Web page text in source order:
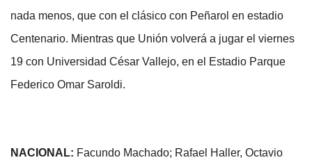
nada menos, que con el clásico con Peñarol en estadio
Centenario. Mientras que Unión volverá a jugar el viernes
19 con Universidad César Vallejo, en el Estadio Parque
Federico Omar Saroldi.
NACIONAL: Facundo Machado; Rafael Haller, Octavio